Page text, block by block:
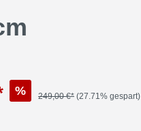
% 249,00 €* (27.71% gespart)